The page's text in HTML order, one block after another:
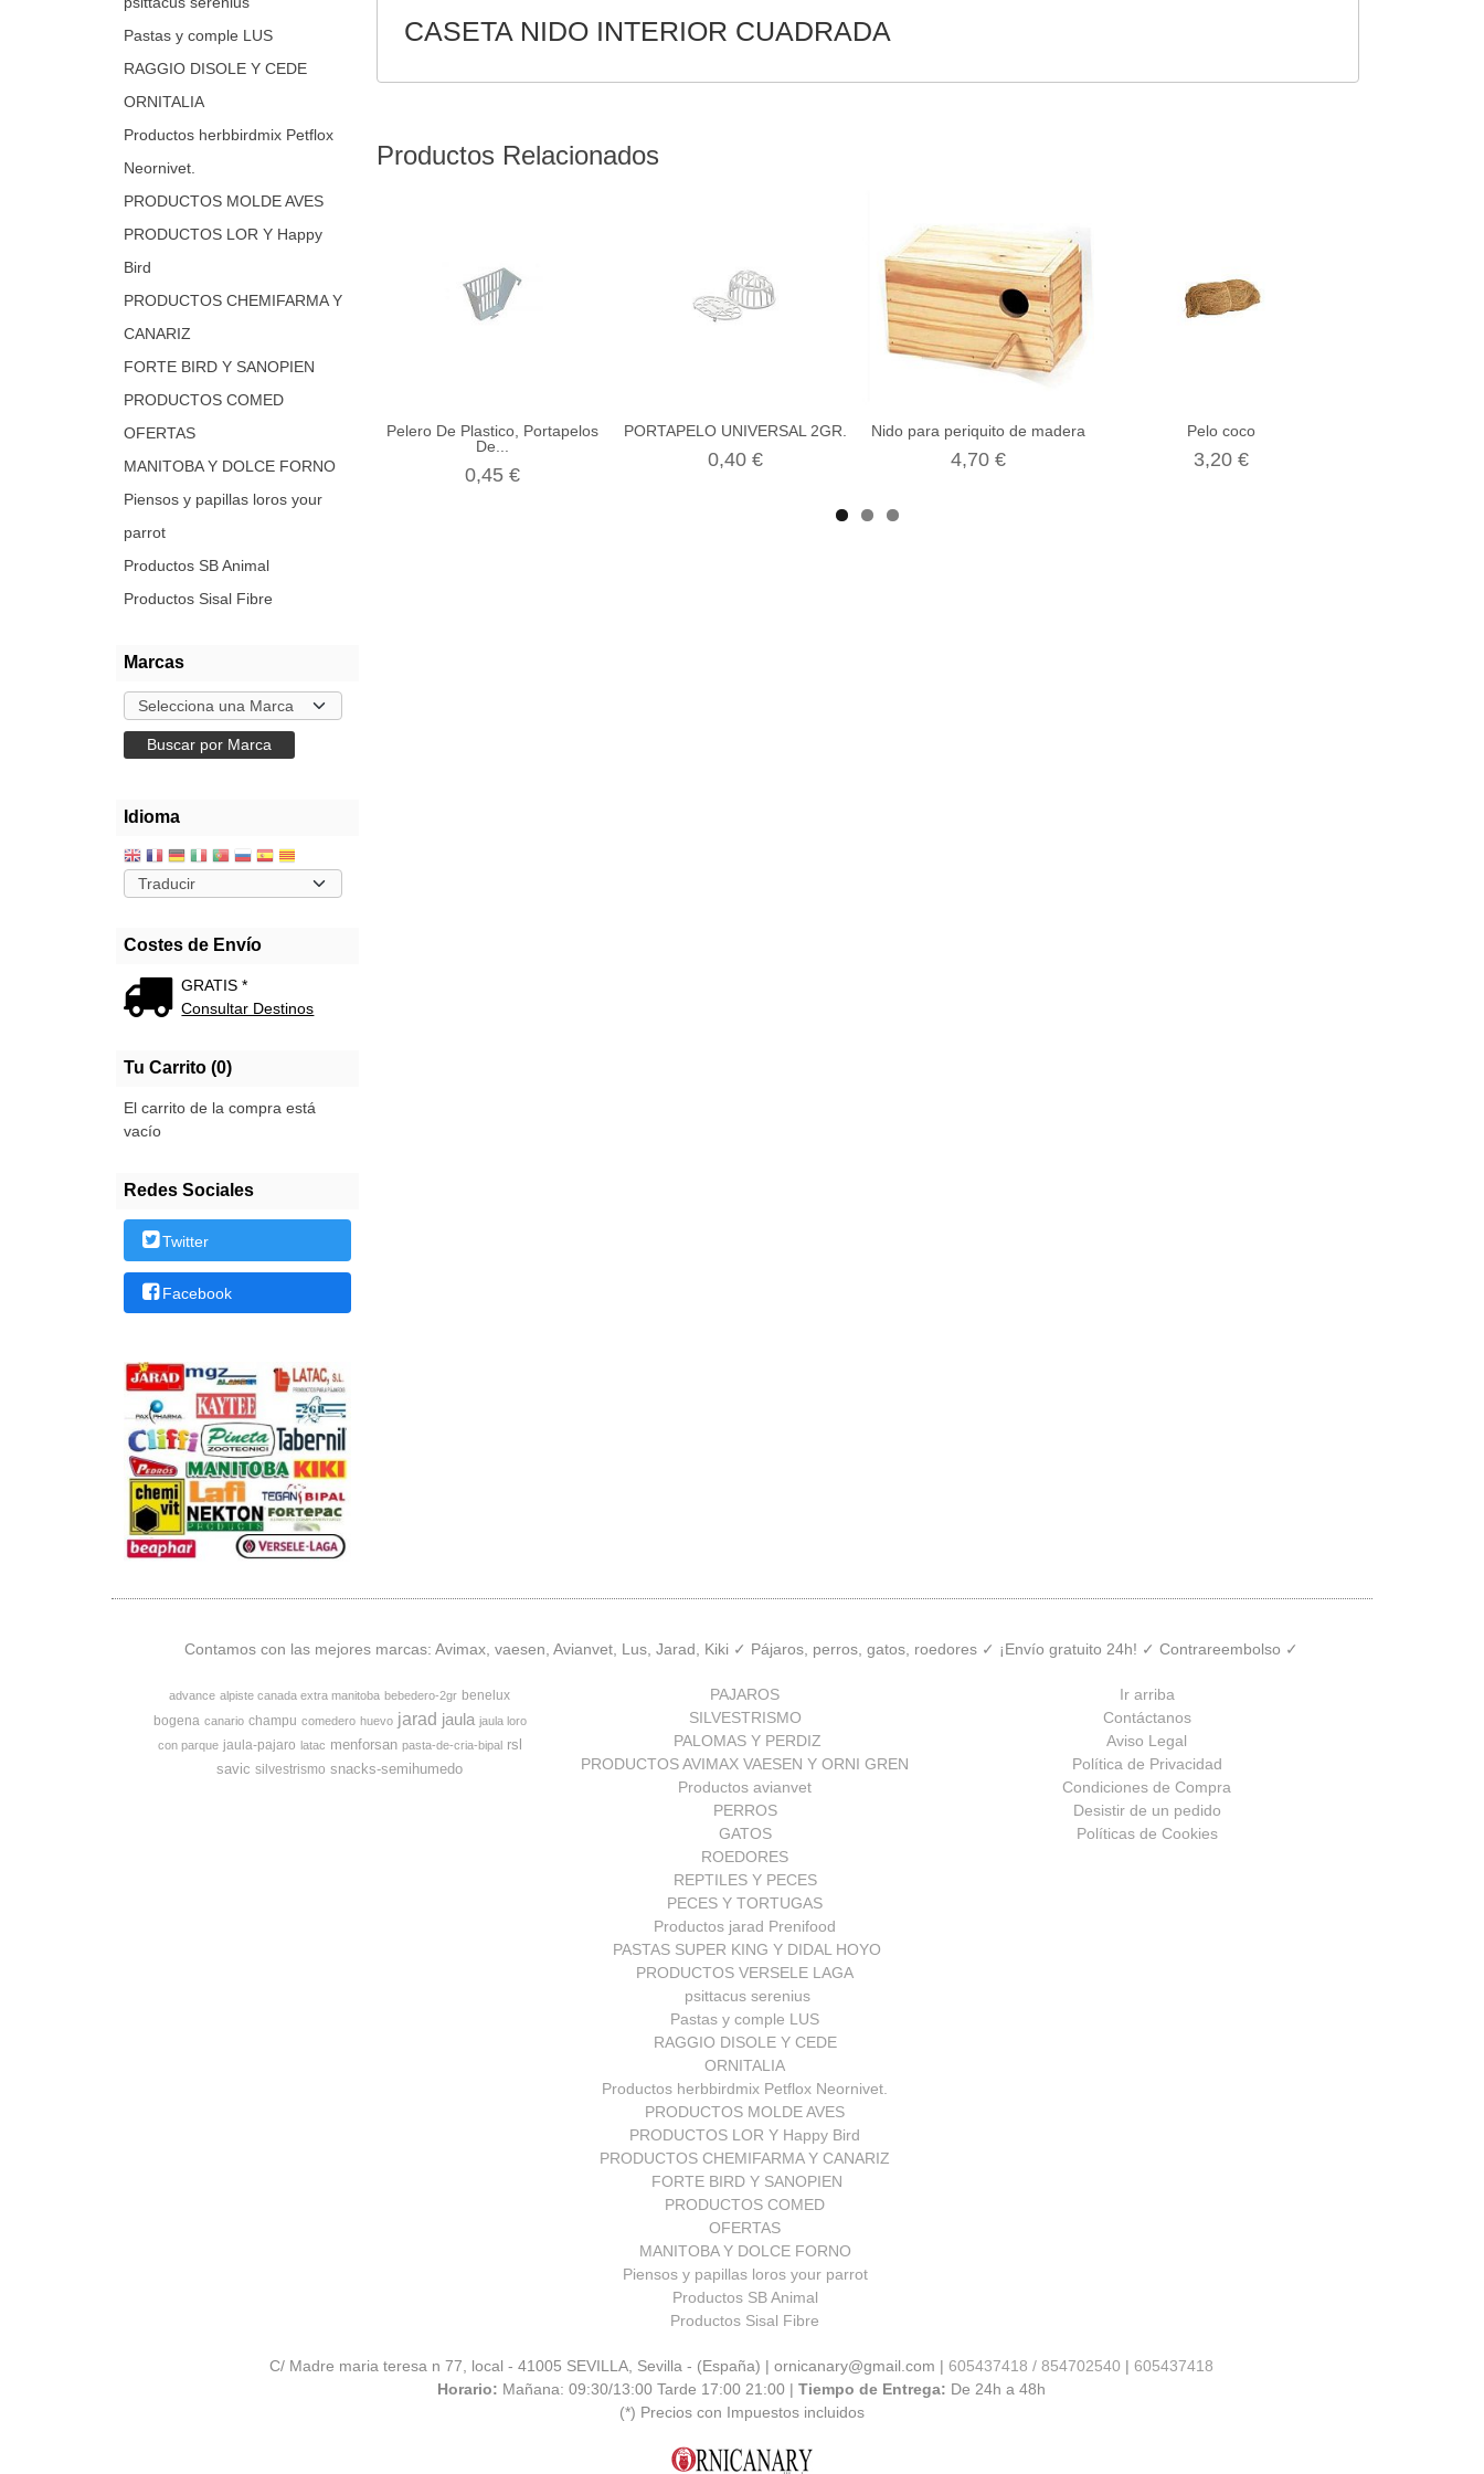
Pastas y comple LUS
RAGGIO DISOLE Y CEDE
ORNITALIA
Productos herbbirdmix Petflox
Neornivet.
PRODUCTOS MOLDE AVES
PRODUCTOS LOR Y Happy
Bird
PRODUCTOS CHEMIFARMA Y
CANARIZ
FORTE BIRD Y SANOPIEN
PRODUCTOS COMED
OFERTAS
MANITOBA Y DOLCE FORNO
Piensos y papillas loros your
parrot
Productos SB Animal
Productos Sisal Fibre
Marcas
Idioma
Costes de Envío
GRATIS *
Consultar Destinos
Tu Carrito (0)
El carrito de la compra está
vacío
Redes Sociales
Twitter
Facebook
CASETA NIDO INTERIOR CUADRADA
Productos Relacionados
Pelero De Plastico, Portapelos
De...
0,45 €
PORTAPELO UNIVERSAL 2GR.
0,40 €
Nido para periquito de madera
4,70 €
Pelo coco
3,20 €
Contamos con las mejores marcas: Avimax, vaesen, Avianvet, Lus, Jarad, Kiki ✓ Pájaros, perros, gatos, roedores ✓ ¡Envío gratuito 24h! ✓ Contrareembolso ✓
advance alpiste canada extra manitoba bebedero-2gr benelux
bogena canario champu comedero huevo jarad jaula jaula loro
con parque jaula-pajaro latac menforsan pasta-de-cria-bipal rsl
savic silvestrismo snacks-semihumedo
PAJAROS
SILVESTRISMO
PALOMAS Y PERDIZ
PRODUCTOS AVIMAX VAESEN Y ORNI GREN
Productos avianvet
PERROS
GATOS
ROEDORES
REPTILES Y PECES
PECES Y TORTUGAS
Productos jarad Prenifood
PASTAS SUPER KING Y DIDAL HOYO
PRODUCTOS VERSELE LAGA
psittacus serenius
Pastas y comple LUS
RAGGIO DISOLE Y CEDE
ORNITALIA
Productos herbbirdmix Petflox Neornivet.
PRODUCTOS MOLDE AVES
PRODUCTOS LOR Y Happy Bird
PRODUCTOS CHEMIFARMA Y CANARIZ
FORTE BIRD Y SANOPIEN
PRODUCTOS COMED
OFERTAS
MANITOBA Y DOLCE FORNO
Piensos y papillas loros your parrot
Productos SB Animal
Productos Sisal Fibre
Ir arriba
Contáctanos
Aviso Legal
Política de Privacidad
Condiciones de Compra
Desistir de un pedido
Políticas de Cookies
C/ Madre maria teresa n 77, local - 41005 SEVILLA, Sevilla - (España) | ornicanary@gmail.com |605437418 / 854702540 |605437418
Horario: Mañana: 09:30/13:00 Tarde 17:00 21:00 |Tiempo de Entrega: De 24h a 48h
(*) Precios con Impuestos incluidos